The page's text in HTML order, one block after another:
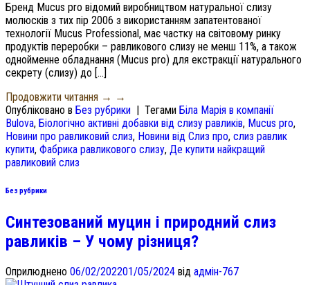
Бренд Mucus pro відомий виробництвом натуральної слизу
молюсків з тих пір 2006 з використанням запатентованої
технології Mucus Professional, має частку на світовому ринку
продуктів переробки – равликового слизу не менш 11%, а також
однойменне обладнання (Mucus pro) для екстракції натурального
секрету (слизу) до […]
Продовжити читання → →
Опубліковано в Без рубрики Тегами Біла Марія в компанії
Bulova, Біологічно активні добавки від слизу равликів, Mucus pro,
Новини про равликовий слиз, Новини від Слиз про, слиз равлик
купити, Фабрика равликового слизу, Де купити найкращий
равликовий слиз
Без рубрики
Синтезований муцин і природний слиз
равликів – У чому різниця?
Оприлюднено 06/02/202201/05/2024 від адмін-767